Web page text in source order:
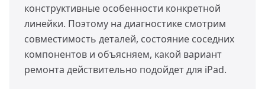
конструктивные особенности конкретной
линейки. Поэтому на диагностике смотрим
совместимость деталей, состояние соседних
компонентов и объясняем, какой вариант
ремонта действительно подойдет для iPad.